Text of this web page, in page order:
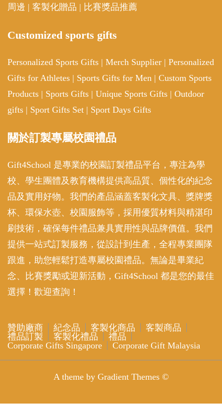
周邊 | 客製化贈品 | 比賽獎品推薦
Customized sports gifts
Personalized Sports Gifts | Merch Supplier | Personalized
Gifts for Athletes | Sports Gifts for Men | Custom Sports
Products | Sports Gifts | Unique Sports Gifts | Outdoor
gifts | Sport Gifts Set | Sport Days Gifts
關於訂製專屬校園禮品
Gift4School 是專業的校園訂製禮品平台，專注為學
校、學生團體及教育機構提供高品質、個性化的紀念
品及實用好物。我們的產品涵蓋客製化文具、獎牌獎
杯、環保水壺、校園服飾等，採用優質材料與精湛印
刷技術，確保每件禮品兼具實用性與品牌價值。我們
提供一站式訂製服務，從設計到生產，全程專業團隊
跟進，助您輕鬆打造專屬校園禮品。無論是畢業紀
念、比賽獎勵或迎新活動，Gift4School 都是您的最佳
選擇！歡迎查詢！
贊助廠商 紀念品 客製化商品
客製商品
禮品訂製
客製化禮品
禮品
Corporate Gifts Singapore
Corporate Gift Malaysia
A theme by Gradient Themes ©